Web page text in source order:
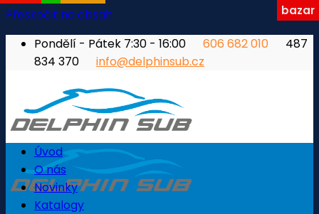
Přeskočit na obsah
Pondělí - Pátek 7:30 - 16:00
606 682 010
487
834 370
info@delphinsub.cz
Úvod
O nás
Novinky
Katalogy
bazar